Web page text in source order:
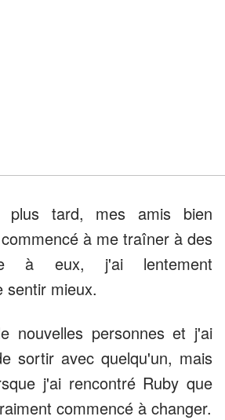
plus tard, mes amis bien
à me traîner à des
à eux, j'ai lentement
sentir mieux.
nouvelles personnes et j'ai
sortir avec quelqu'un, mais
j'ai rencontré Ruby que
commencé à changer.